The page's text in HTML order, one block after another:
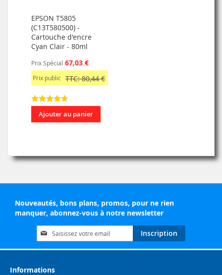
EPSON T5805
(C13T580500) -
Cartouche d'encre
Cyan Clair - 80ml
Prix Spécial 67,03 €
Prix public TTC: 80,44 €
Ajouter au panier
Nouveautés, bons plans, promos, pour ne rien
manquer, abonnez-vous à notre newsletter
Inscription
à
notre
d’information
Inscription
Informations